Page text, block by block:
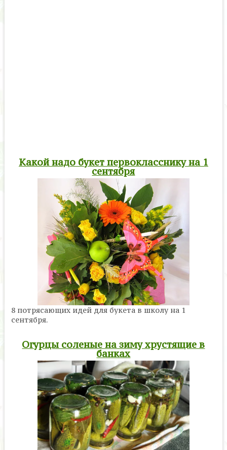
Какой надо букет первокласснику на 1
сентября
8 потрясающих идей для букета в школу на 1
сентября.
Огурцы соленые на зиму хрустящие в
банках